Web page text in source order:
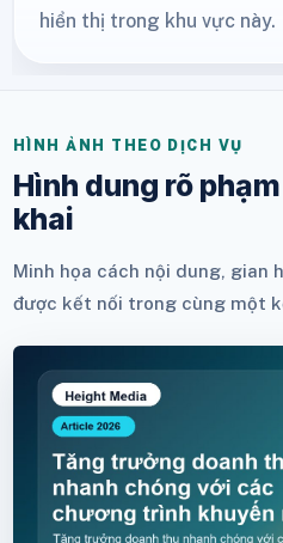
hiển thị trong khu vực này.
HÌNH ẢNH THEO DỊCH VỤ
Hình dung rõ
khai
Minh họa cách nội dung, gian
được kết nối trong cùng một